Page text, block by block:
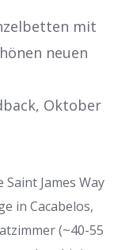
mit
neuen
Oktober
Saint James Way
in Cacabelos,
(~40-55